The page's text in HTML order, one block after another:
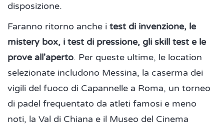
disposizione.
Faranno ritorno anche i test di invenzione, le
mistery box, i test di pressione, gli skill test e le
prove all'aperto. Per queste ultime, le location
selezionate includono Messina, la caserma dei
vigili del fuoco di Capannelle a Roma, un torneo
di padel frequentato da atleti famosi e meno
noti, la Val di Chiana e il Museo del Cinema